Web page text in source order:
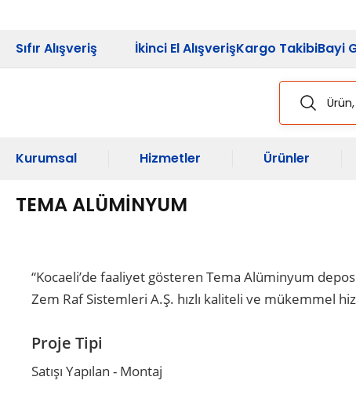
Sıfır Alışveriş İkinci El AlışverişKargo TakibiBayi
Kurumsal Hizmetler Ürünler
TEMA ALÜMİNYUM
“Kocaeli’de faaliyet gösteren Tema Alüminyum
Zem Raf Sistemleri A.Ş. hızlı kaliteli ve
Proje Tipi
Satışı Yapılan - Montaj